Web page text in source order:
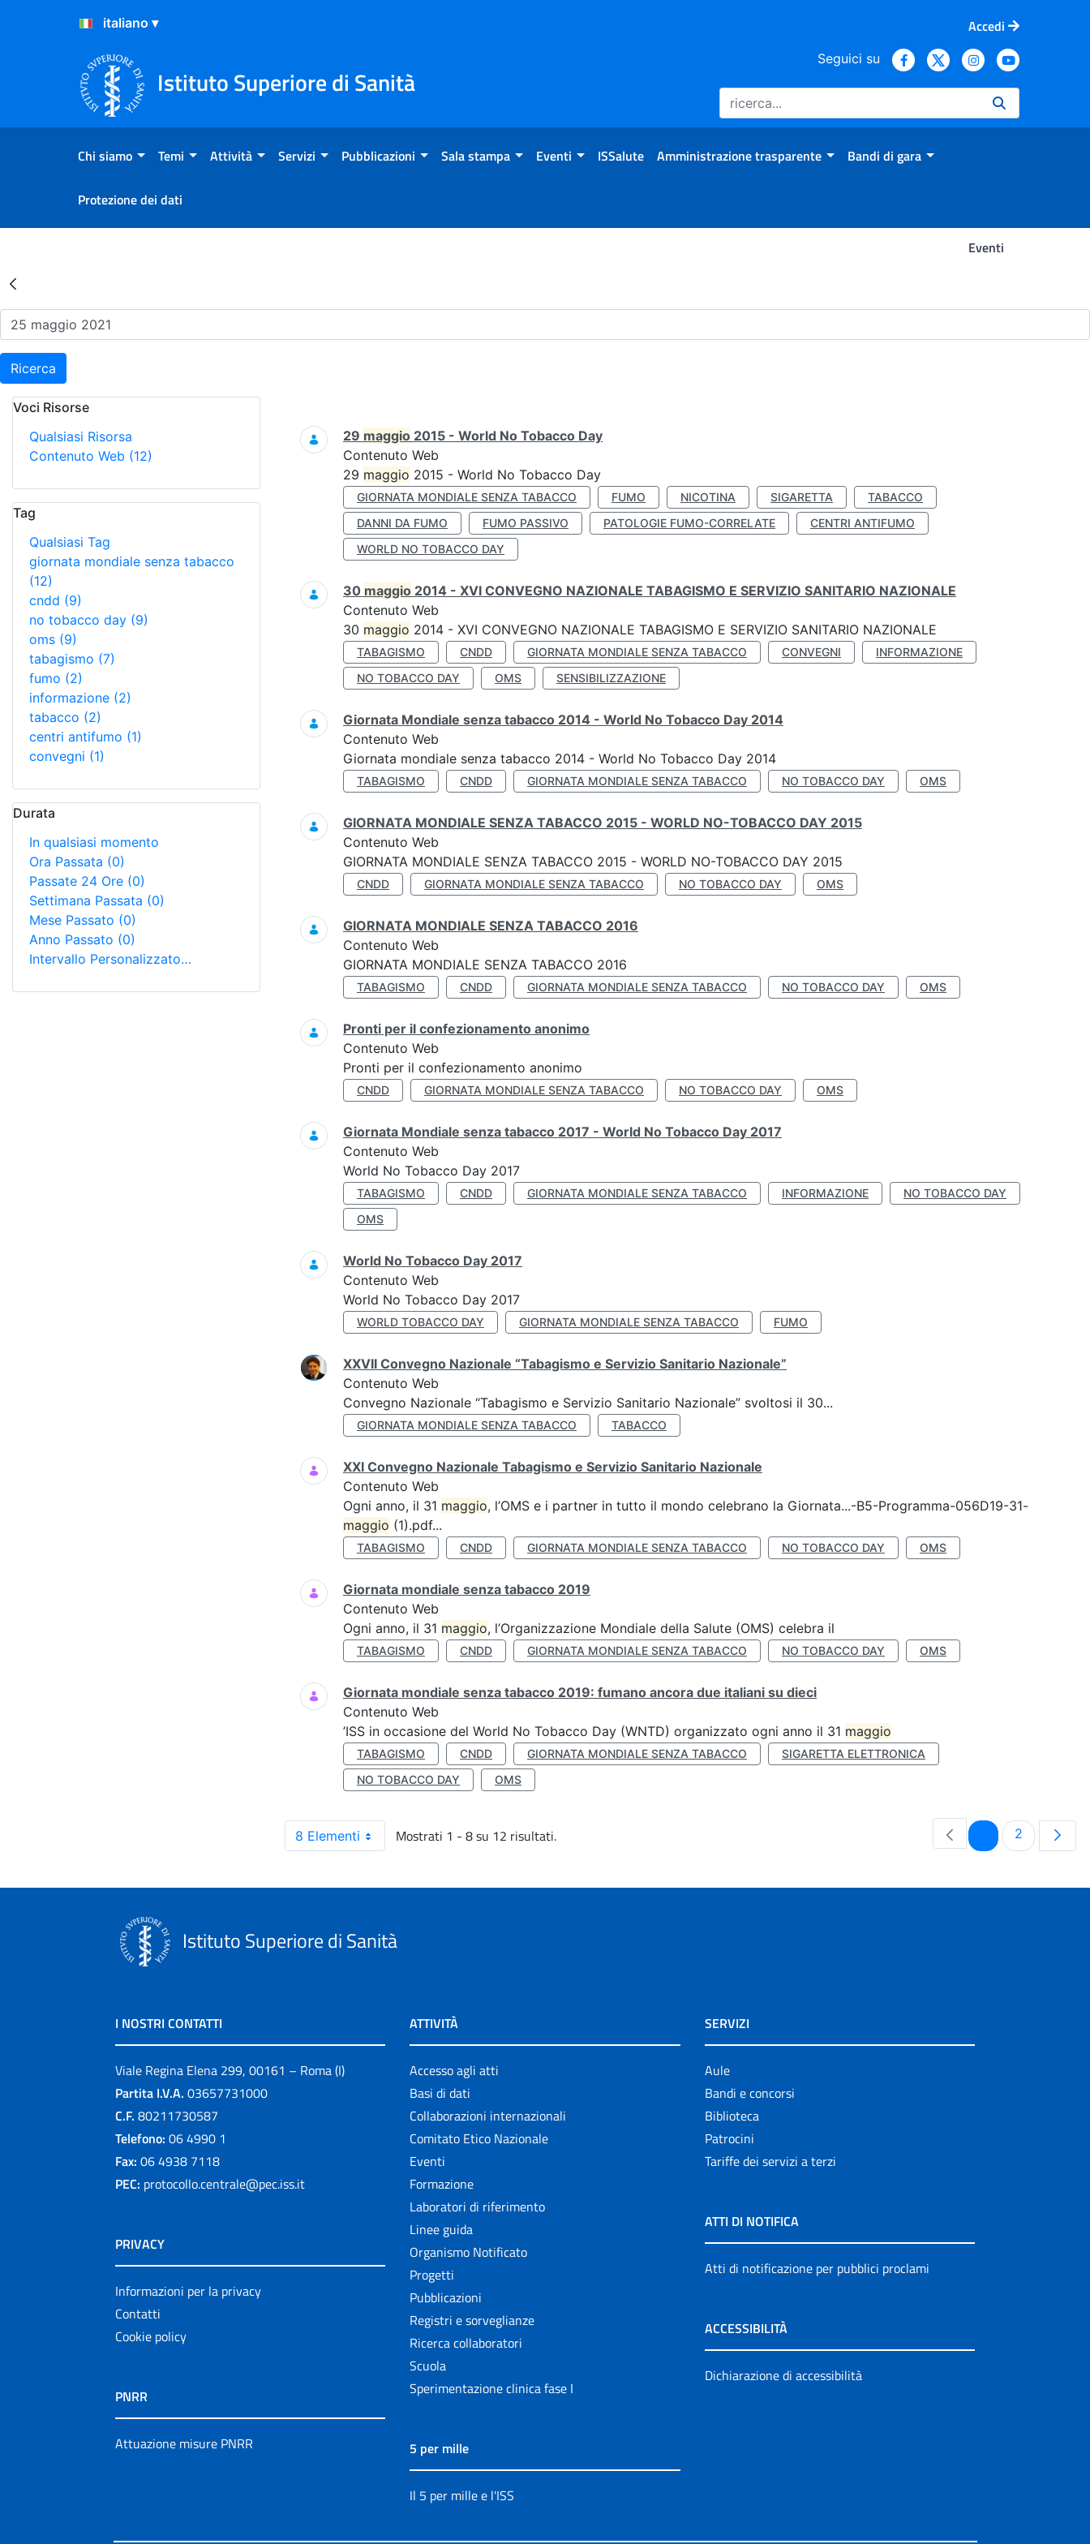
Salta al Contenuto
Salta al Footer
Accedi
Istituto Superiore di Sanità
Seguici su
Chi siamo Temi Attività Servizi Pubblicazioni Sala stampa Eventi ISSalute Amministrazione trasparente Bandi di gara
Protezione dei dati
Eventi
Risultati della Ricerca - Eventi
Ricerca
Voci Risorse
Qualsiasi Risorsa
Contenuto Web (12)
Tag
Qualsiasi Tag
giornata mondiale senza tabacco
(12)
cndd (9)
no tobacco day (9)
oms (9)
tabagismo (7)
fumo (2)
informazione (2)
tabacco (2)
centri antifumo (1)
convegni (1)
Durata
In qualsiasi momento
Ora Passata (0)
Passate 24 Ore (0)
Settimana Passata (0)
Mese Passato (0)
Anno Passato (0)
Intervallo Personalizzato…
Ricerca
29 maggio 2015 - World No Tobacco Day
Contenuto Web
29 maggio 2015 - World No Tobacco Day
GIORNATA MONDIALE SENZA TABACCO FUMO NICOTINA SIGARETTA
TABACCO
DANNI DA FUMO
FUMO PASSIVO PATOLOGIE FUMO-CORRELATE
CENTRI ANTIFUMO
WORLD NO TOBACCO DAY
30 maggio 2014 - XVI CONVEGNO NAZIONALE TABAGISMO E SERVIZIO SANITARIO NAZIONALE
Contenuto Web
30 maggio 2014 - XVI CONVEGNO NAZIONALE TABAGISMO E SERVIZIO SANITARIO NAZIONALE
TABAGISMO CNDD GIORNATA MONDIALE SENZA TABACCO CONVEGNI
INFORMAZIONE
NO TOBACCO DAY
OMS SENSIBILIZZAZIONE
Giornata Mondiale senza tabacco 2014 - World No Tobacco Day 2014
Contenuto Web
Giornata mondiale senza tabacco 2014 - World No Tobacco Day 2014
TABAGISMO CNDD GIORNATA MONDIALE SENZA TABACCO NO TOBACCO DAY OMS
GIORNATA MONDIALE SENZA TABACCO 2015 - WORLD NO-TOBACCO DAY 2015
Contenuto Web
GIORNATA MONDIALE SENZA TABACCO 2015 - WORLD NO-TOBACCO DAY 2015
CNDD GIORNATA MONDIALE SENZA TABACCO NO TOBACCO DAY OMS
GIORNATA MONDIALE SENZA TABACCO 2016
Contenuto Web
GIORNATA MONDIALE SENZA TABACCO 2016
TABAGISMO CNDD GIORNATA MONDIALE SENZA TABACCO NO TOBACCO DAY OMS
Pronti per il confezionamento anonimo
Contenuto Web
Pronti per il confezionamento anonimo
CNDD GIORNATA MONDIALE SENZA TABACCO NO TOBACCO DAY OMS
Giornata Mondiale senza tabacco 2017 - World No Tobacco Day 2017
Contenuto Web
World No Tobacco Day 2017
TABAGISMO CNDD GIORNATA MONDIALE SENZA TABACCO INFORMAZIONE
NO TOBACCO DAY
OMS
World No Tobacco Day 2017
Contenuto Web
World No Tobacco Day 2017
WORLD TOBACCO DAY GIORNATA MONDIALE SENZA TABACCO FUMO
XXVII Convegno Nazionale “Tabagismo e Servizio Sanitario Nazionale”
Contenuto Web
Convegno Nazionale “Tabagismo e Servizio Sanitario Nazionale” svoltosi il 30...
GIORNATA MONDIALE SENZA TABACCO TABACCO
XXI Convegno Nazionale Tabagismo e Servizio Sanitario Nazionale
Contenuto Web
Ogni anno, il 31 maggio, l’OMS e i partner in tutto il mondo celebrano la Giornata...-B5-Programma-056D19-31-
maggio (1).pdf...
TABAGISMO CNDD GIORNATA MONDIALE SENZA TABACCO NO TOBACCO DAY OMS
Giornata mondiale senza tabacco 2019
Contenuto Web
Ogni anno, il 31 maggio, l’Organizzazione Mondiale della Salute (OMS) celebra il
TABAGISMO CNDD GIORNATA MONDIALE SENZA TABACCO NO TOBACCO DAY OMS
Giornata mondiale senza tabacco 2019: fumano ancora due italiani su dieci
Contenuto Web
’ISS in occasione del World No Tobacco Day (WNTD) organizzato ogni anno il 31 maggio
TABAGISMO CNDD GIORNATA MONDIALE SENZA TABACCO
SIGARETTA ELETTRONICA
NO TOBACCO DAY
OMS
8 Elementi Mostrati 1 - 8 su 12 risultati. PaginaPagina
2
Istituto Superiore di Sanità
I NOSTRI CONTATTI
Viale Regina Elena 299, 00161 – Roma (I)
Partita I.V.A. 03657731000
C.F. 80211730587
Telefono: 06 4990 1
Fax: 06 4938 7118
PEC: protocollo.centrale@pec.iss.it
PRIVACY
Informazioni per la privacy
Contatti
Cookie policy
PNRR
Attuazione misure PNRR
ATTIVITÀ
Accesso agli atti
Basi di dati
Collaborazioni internazionali
Comitato Etico Nazionale
Eventi
Formazione
Laboratori di riferimento
Linee guida
Organismo Notificato
Progetti
Pubblicazioni
Registri e sorveglianze
Ricerca collaboratori
Scuola
Sperimentazione clinica fase I
5 per mille
Il 5 per mille e l'ISS
SERVIZI
Aule
Bandi e concorsi
Biblioteca
Patrocini
Tariffe dei servizi a terzi
ATTI DI NOTIFICA
Atti di notificazione per pubblici proclami
ACCESSIBILITÀ
Dichiarazione di accessibilità